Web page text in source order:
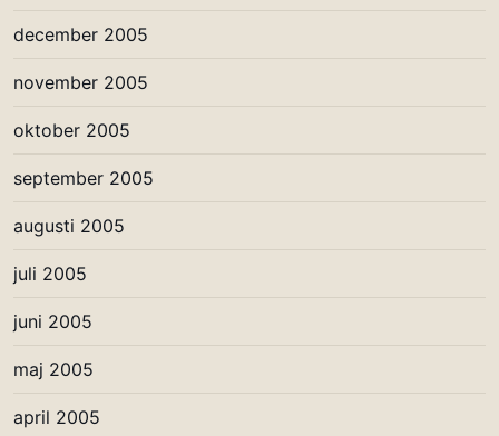
december 2005
november 2005
oktober 2005
september 2005
augusti 2005
juli 2005
juni 2005
maj 2005
april 2005